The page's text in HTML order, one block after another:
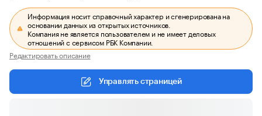
Информация носит справочный характер и сгенерирована на
основании данных из открытых источников.
Компания не является пользователем и не имеет деловых
отношений с сервисом РБК Компании.
Редактировать описание
Управлять страницей